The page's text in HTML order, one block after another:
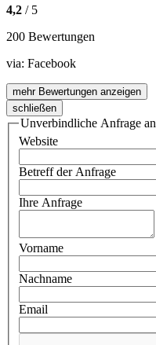
4,2 / 5
200 Bewertungen
via: Facebook
mehr Bewertungen anzeigen
schließen
Unverbindliche Anfrage an
Website
Betreff der Anfrage
Ihre Anfrage
Vorname
Nachname
Email